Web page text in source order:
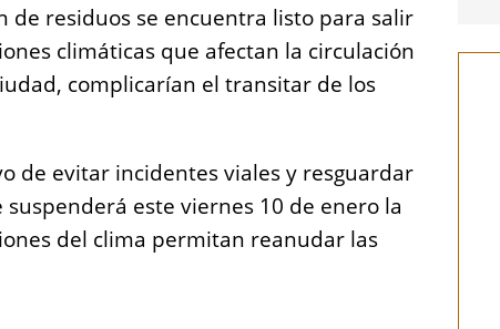
de residuos se encuentra listo para salir
climáticas que afectan la circulación
complicarían el transitar de los
de evitar incidentes viales y resguardar
este viernes 10 de enero la
del clima permitan reanudar las